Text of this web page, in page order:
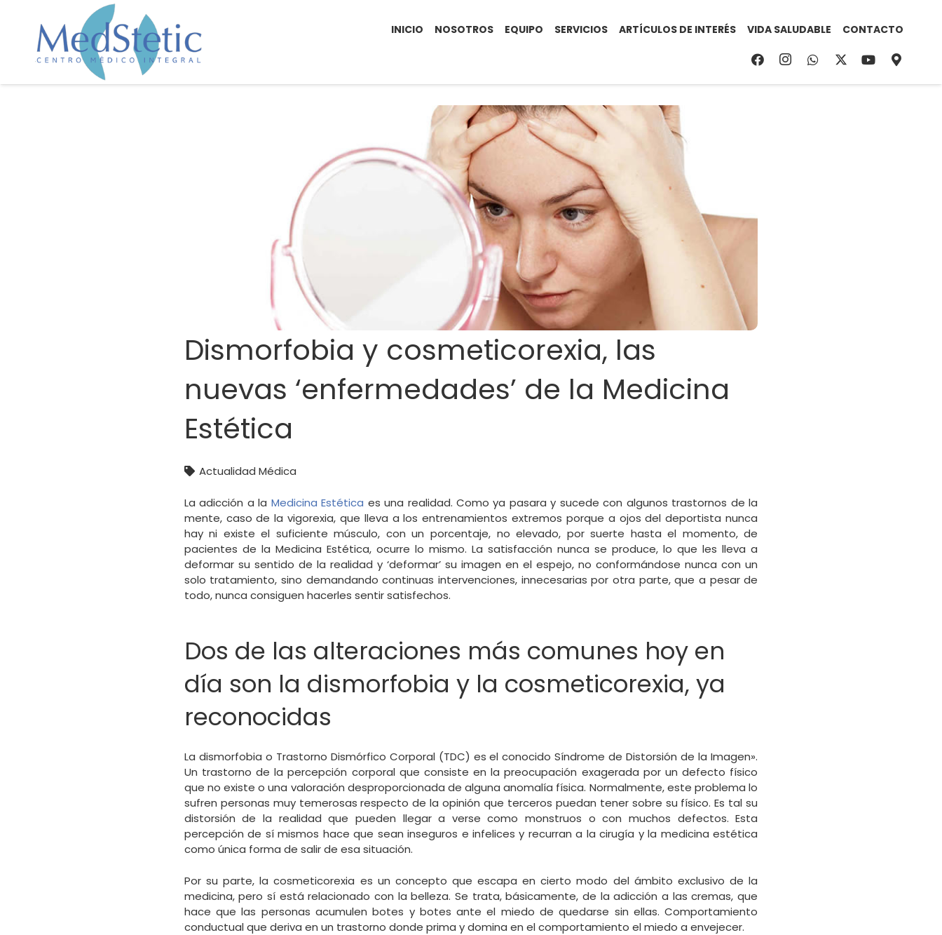
INICIO NOSOTROS EQUIPO SERVICIOS ARTÍCULOS DE INTERÉS VIDA SALUDABLE CONTACTO
Dismorfobia y cosmeticorexia, las
nuevas ‘enfermedades’ de la Medicina
Estética
Actualidad Médica
La adicción a la Medicina Estética es una realidad. Como ya pasara y sucede con algunos trastornos de la
mente, caso de la vigorexia, que lleva a los entrenamientos extremos porque a ojos del deportista nunca
hay ni existe el suficiente músculo, con un porcentaje, no elevado, por suerte hasta el momento, de
pacientes de la Medicina Estética, ocurre lo mismo. La satisfacción nunca se produce, lo que les lleva a
deformar su sentido de la realidad y ‘deformar’ su imagen en el espejo, no conformándose nunca con un
solo tratamiento, sino demandando continuas intervenciones, innecesarias por otra parte, que a pesar de
todo, nunca consiguen hacerles sentir satisfechos.
Dos de las alteraciones más comunes hoy en
día son la dismorfobia y la cosmeticorexia, ya
reconocidas
La dismorfobia o Trastorno Dismórfico Corporal (TDC) es el conocido Síndrome de Distorsión de la Imagen».
Un trastorno de la percepción corporal que consiste en la preocupación exagerada por un defecto físico
que no existe o una valoración desproporcionada de alguna anomalía física. Normalmente, este problema lo
sufren personas muy temerosas respecto de la opinión que terceros puedan tener sobre su físico. Es tal su
distorsión de la realidad que pueden llegar a verse como monstruos o con muchos defectos. Esta
percepción de sí mismos hace que sean inseguros e infelices y recurran a la cirugía y la medicina estética
como única forma de salir de esa situación.
Por su parte, la cosmeticorexia es un concepto que escapa en cierto modo del ámbito exclusivo de la
medicina, pero sí está relacionado con la belleza. Se trata, básicamente, de la adicción a las cremas, que
hace que las personas acumulen botes y botes ante el miedo de quedarse sin ellas. Comportamiento
conductual que deriva en un trastorno donde prima y domina en el comportamiento el miedo a envejecer.